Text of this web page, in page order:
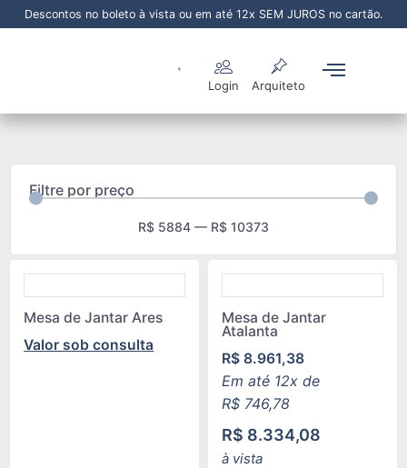
Descontos no boleto à vista ou em até 12x SEM JUROS no cartão.
Login Arquiteto
Filtre por preço
R$ 5884 — R$ 10373
Mesa de Jantar Ares
Valor sob consulta
Mesa de Jantar
Atalanta
R$ 8.961,38
Em até 12x de
R$ 746,78
R$ 8.334,08
à vista